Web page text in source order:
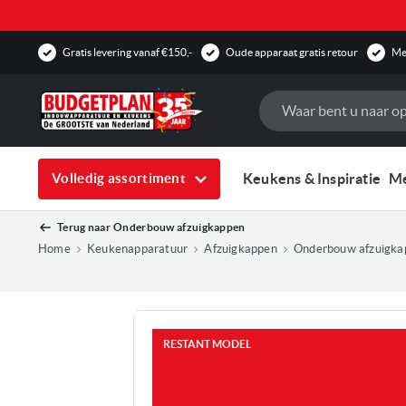
Gratis levering vanaf €150,- Oude apparaat gratis retour
Zoek
Volledig assortiment Keukens & Inspiratie
Terug naar Onderbouw afzuigkappen
Home Keukenapparatuur Afzuigkappen Onderbouw
RESTANT MODEL